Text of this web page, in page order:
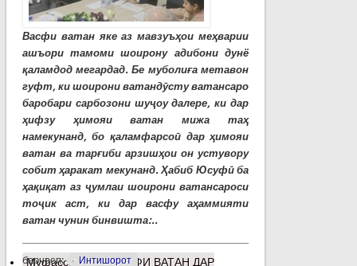
Васфи ватан яке аз мавзуъҳои меҳварии
ашъори тамоми шоирону адибони дунё
қаламдод мегардад. Бе муболиға метавон
гуфт, ки шоирони ватандӯсту ватансаро
баробари сарбозони шуҷоу далере, ки дар
ҳифзу ҳимояи ватан мижа таҳ
намекунанд, бо қаламфарсоӣ дар ҳимояи
ватан ва тарғиби арзишҳои он устувору
собит ҳаракат мекунанд. Ҳабиб Юсуфӣ ба
ҳақиқат аз ҷумлаи шоирони ватансароси
тоҷик аст, ки дар васфу аҳаммияти
ватан чунин бинвишта:..
барчасп: Интишорот
Муфассалтаро ВАСФИ ВАТАН ДАР